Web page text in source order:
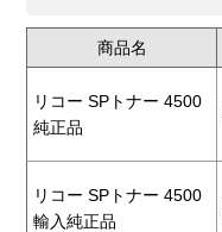
商品名
リコー SPトナー 4500
純正品
リコー SPトナー 4500
輸入純正品